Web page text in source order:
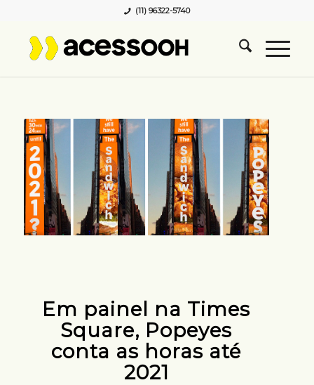
(11) 96322-5740
Em painel na Times
Square, Popeyes
conta as horas até
2021